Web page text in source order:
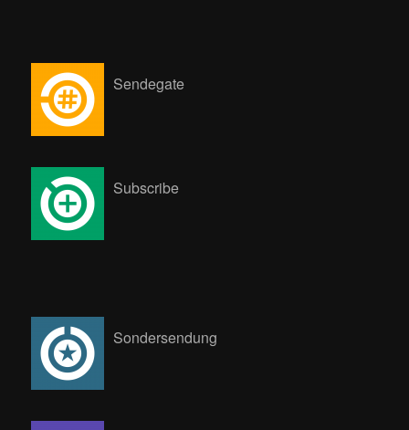
Sendegate
Subscribe
Sondersendung